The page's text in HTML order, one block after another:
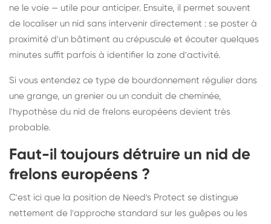
ne le voie — utile pour anticiper. Ensuite, il permet souvent
de localiser un nid sans intervenir directement : se poster à
proximité d'un bâtiment au crépuscule et écouter quelques
minutes suffit parfois à identifier la zone d'activité.
Si vous entendez ce type de bourdonnement régulier dans
une grange, un grenier ou un conduit de cheminée,
l'hypothèse du nid de frelons européens devient très
probable.
Faut-il toujours détruire un nid de
frelons européens ?
C'est ici que la position de Need's Protect se distingue
nettement de l'approche standard sur les guêpes ou les